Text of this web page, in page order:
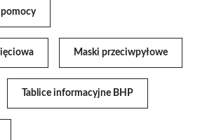
Maski przeciwpyłowe
Tablice informacyjne BHP